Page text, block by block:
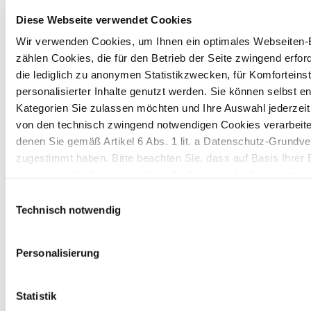
Diese Webseite verwendet Cookies
Wir verwenden Cookies, um Ihnen ein optimales
zählen Cookies, die für den Betrieb der Seite zwingend
die lediglich zu anonymen Statistikzwecken, für
personalisierter Inhalte genutzt werden. Sie können selbst
Kategorien Sie zulassen möchten und Ihre Auswahl
von den technisch zwingend notwendigen Cookies
denen Sie gemäß Artikel 6 Abs. 1 lit. a Datenschutz-
zugestimmt haben. Bitte beachten Sie, dass auf Basis Ihrer
Weitere Informationen finden Sie in unserem
Drittstaaten:
Indem Sie auf "Alle bestätigen" klicken oder
Technisch notwendig
Personalisierung
Statistik
MANIPULATIONSSICHERE ETIKETTEN UND
KARTONS
Inhaltsintegrität
sicherstellen
Benutzer deutlich an, dass eine Manipulation
integriert werden, wobei entweder eine
verwendet wird. Sie erhöhen die Produktsicherheit